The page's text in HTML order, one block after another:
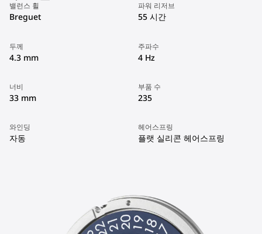
밸런스 휠
Breguet
파워 리저브
55 시간
두께
4.3 mm
주파수
4 Hz
너비
33 mm
부품 수
235
와인딩
자동
헤어스프링
플랫 실리콘 헤어스프링